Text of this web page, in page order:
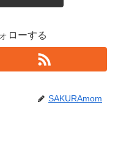
ローする
SAKURAmom